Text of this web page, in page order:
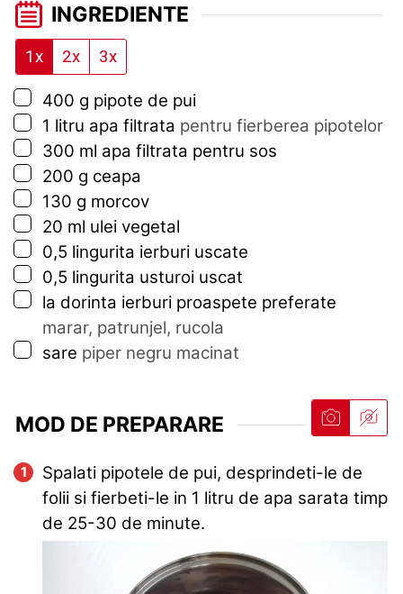
INGREDIENTE
1x 2x 3x
▢
400 g pipote de pui
▢
1 litru apa filtrata pentru fierberea pipotelor
▢
300 ml apa filtrata pentru sos
▢
200 g ceapa
▢
130 g morcov
▢
20 ml ulei vegetal
▢
0,5 lingurita ierburi uscate
▢
0,5 lingurita usturoi uscat
▢
la dorinta ierburi proaspete preferate
marar, patrunjel, rucola
▢
sare piper negru macinat
MOD DE PREPARARE
Spalati pipotele de pui, desprindeti-le de
folii si fierbeti-le in 1 litru de apa sarata timp
de 25-30 de minute.